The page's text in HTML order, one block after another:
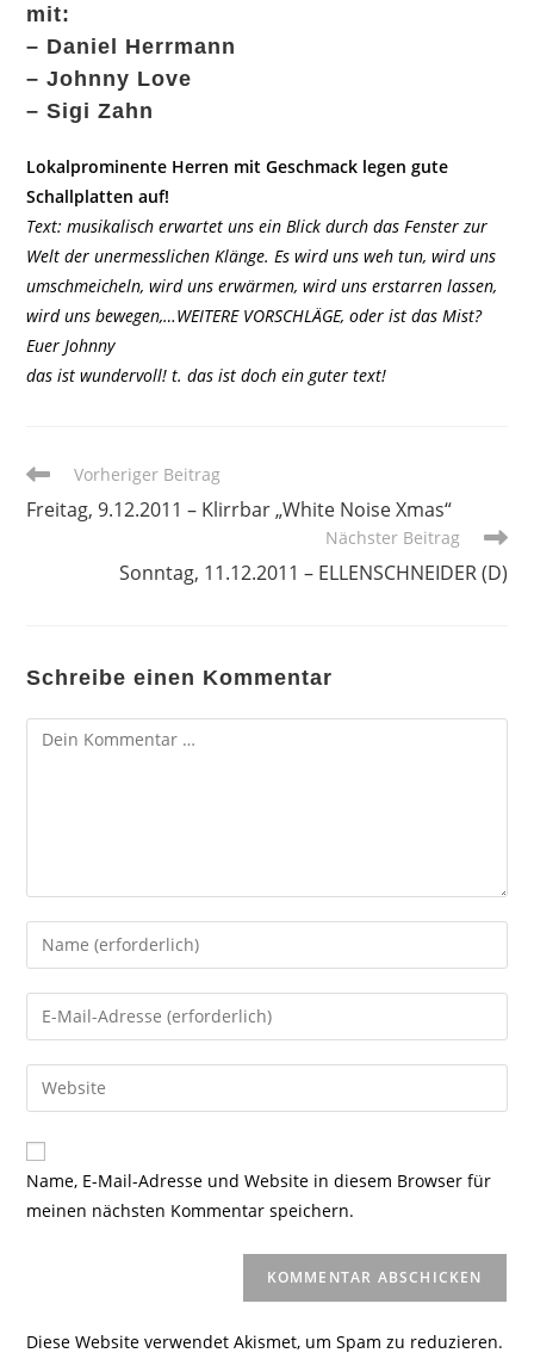
mit:
– Daniel Herrmann
– Johnny Love
– Sigi Zahn
Lokalprominente Herren mit Geschmack legen gute
Schallplatten auf!
Text: musikalisch erwartet uns ein Blick durch das Fenster zur
Welt der unermesslichen Klänge. Es wird uns weh tun, wird uns
umschmeicheln, wird uns erwärmen, wird uns erstarren lassen,
wird uns bewegen,…WEITERE VORSCHLÄGE, oder ist das Mist?
Euer Johnny
das ist wundervoll! t. das ist doch ein guter text!
Weitere
ansehen
Vorheriger Beitrag
Freitag, 9.12.2011 – Klirrbar „White Noise Xmas“
Nächster Beitrag
Sonntag, 11.12.2011 – ELLENSCHNEIDER (D)
Schreibe einen Kommentar
Kommentar
Gib
deinen
Namen
oder
zum
Kommentieren
ein
Gib
deine
E-
Mail-
zum
Kommentieren
ein
Gib
deine
Website-
URL
Name, E-Mail-Adresse und Website in diesem Browser für
meinen nächsten Kommentar speichern.
Diese Website verwendet Akismet, um Spam zu reduzieren.